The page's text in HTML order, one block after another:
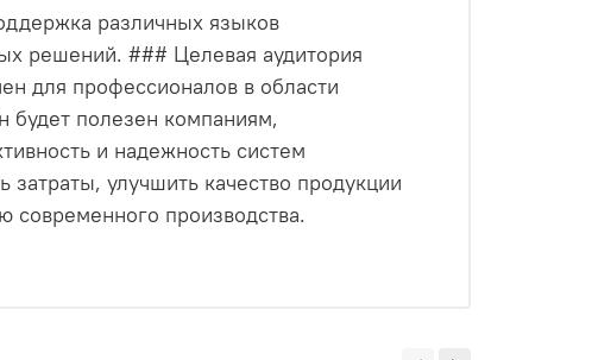
различных языков
решений. ### Целевая аудитория
для профессионалов в области
полезен компаниям,
и надежность систем
затраты, улучшить качество продукции
современного производства.